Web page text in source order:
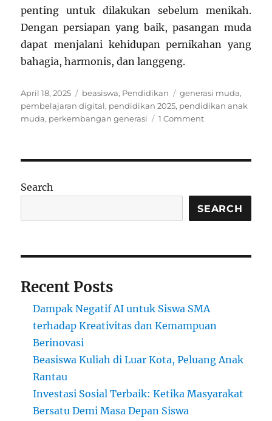
penting untuk dilakukan sebelum menikah.
Dengan persiapan yang baik, pasangan muda
dapat menjalani kehidupan pernikahan yang
bahagia, harmonis, dan langgeng.
Posted
on
April 18, 2025 Categories
beasiswa, Pendidikan Tags
generasi muda,
pembelajaran digital, pendidikan 2025, pendidikan anak
muda, perkembangan generasi 1 Commenton
yang
Dibutuhkan
Sebelum
Search
SEARCH
Recent Posts
Dampak Negatif AI untuk Siswa SMA
terhadap Kreativitas dan Kemampuan
Berinovasi
Beasiswa Kuliah di Luar Kota, Peluang Anak
Rantau
Investasi Sosial Terbaik: Ketika Masyarakat
Bersatu Demi Masa Depan Siswa